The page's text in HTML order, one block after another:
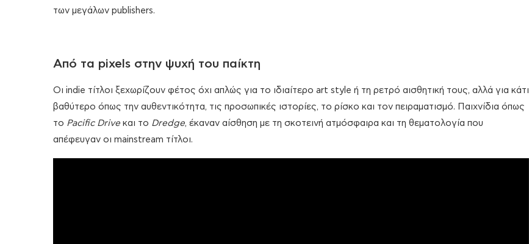
των μεγάλων publishers.
Από τα pixels στην ψυχή του παίκτη
Οι indie τίτλοι ξεχωρίζουν φέτος όχι απλώς για το ιδιαίτερο art style ή τη ρετρό αισθητική τους, αλλά για κάτι
βαθύτερο όπως την αυθεντικότητα, τις προσωπικές ιστορίες, το ρίσκο και τον πειραματισμό. Παιχνίδια όπως
το Pacific Drive και το Dredge, έκαναν αίσθηση με τη σκοτεινή ατμόσφαιρα και τη θεματολογία που
απέφευγαν οι mainstream τίτλοι.